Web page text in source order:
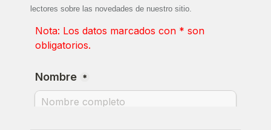
lectores sobre las novedades de nuestro sitio.